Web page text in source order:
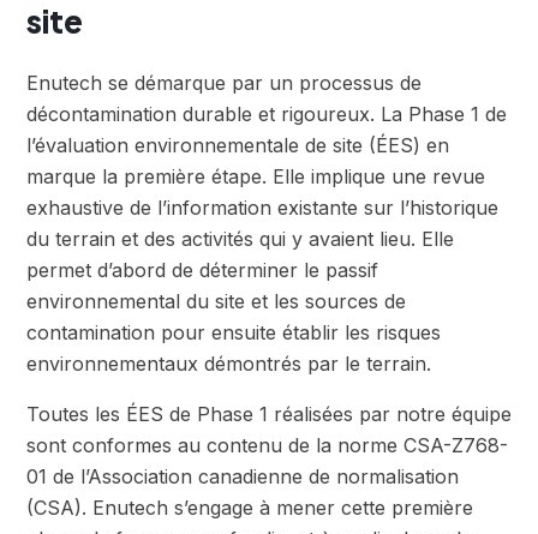
site
Enutech se démarque par un processus de
décontamination durable et rigoureux. La Phase 1 de
l’évaluation environnementale de site (ÉES) en
marque la première étape. Elle implique une revue
exhaustive de l’information existante sur l’historique
du terrain et des activités qui y avaient lieu. Elle
permet d’abord de déterminer le passif
environnemental du site et les sources de
contamination pour ensuite établir les risques
environnementaux démontrés par le terrain.
Toutes les ÉES de Phase 1 réalisées par notre équipe
sont conformes au contenu de la norme CSA-Z768-
01 de l’Association canadienne de normalisation
(CSA). Enutech s’engage à mener cette première